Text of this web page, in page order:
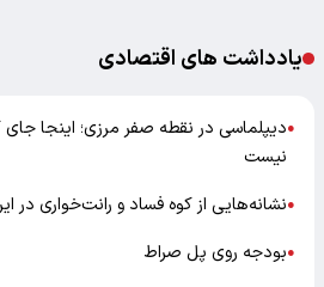
یادداشت های اقتصادی
●دیپلماسی در نقطه صفر مرزی؛ اینجا جای
نیست
●نشانه‌هایی از کوه فساد و رانت‌خواری در
●بودجه روی پل صراط